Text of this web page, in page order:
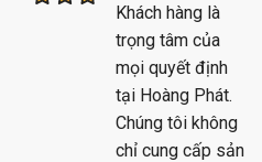
Khách hàng là
trọng tâm của
mọi quyết định
tại Hoàng Phát.
Chúng tôi không
chỉ cung cấp sản